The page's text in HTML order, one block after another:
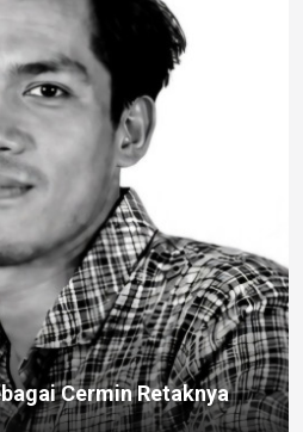
Cermin Retaknya